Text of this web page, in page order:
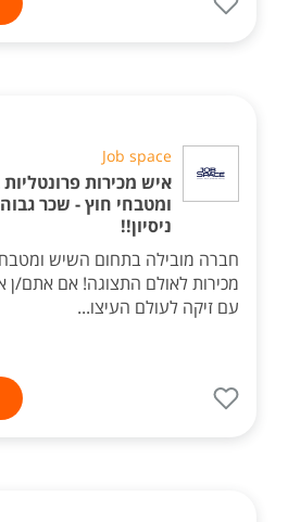
Job space
איש מכירות
ומטבחי חוץ - שכר
ניסיון!!
חברה מובילה בתחום השיש
מכירות לאולם התצוגה! אם אתם/ן
עם זיקה לעולם העיצו...